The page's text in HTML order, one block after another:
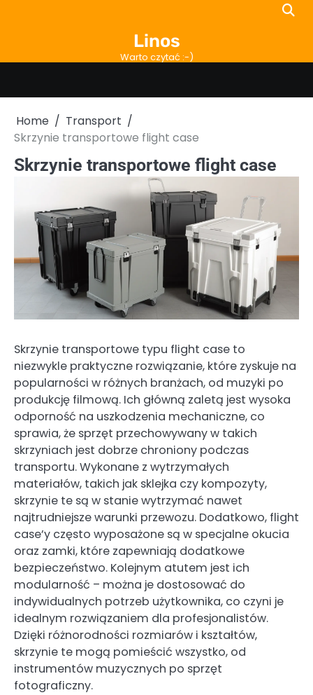
Linos
Warto czytać :-)
Home
Transport
Skrzynie transportowe flight case
Skrzynie transportowe flight case
Skrzynie transportowe typu flight case to
niezwykle praktyczne rozwiązanie, które zyskuje na
popularności w różnych branżach, od muzyki po
produkcję filmową. Ich główną zaletą jest wysoka
odporność na uszkodzenia mechaniczne, co
sprawia, że sprzęt przechowywany w takich
skrzyniach jest dobrze chroniony podczas
transportu. Wykonane z wytrzymałych
materiałów, takich jak sklejka czy kompozyty,
skrzynie te są w stanie wytrzymać nawet
najtrudniejsze warunki przewozu. Dodatkowo, flight
case’y często wyposażone są w specjalne okucia
oraz zamki, które zapewniają dodatkowe
bezpieczeństwo. Kolejnym atutem jest ich
modularność – można je dostosować do
indywidualnych potrzeb użytkownika, co czyni je
idealnym rozwiązaniem dla profesjonalistów.
Dzięki różnorodności rozmiarów i kształtów,
skrzynie te mogą pomieścić wszystko, od
instrumentów muzycznych po sprzęt
fotograficzny.